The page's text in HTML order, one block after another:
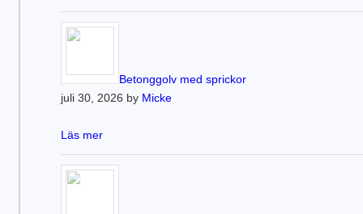
Betonggolv med sprickor
juli 30, 2026 by Micke
Läs mer